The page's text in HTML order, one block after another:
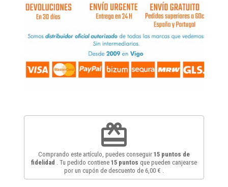
redeem
Comprando este artículo, puedes conseguir 15 puntos de
fidelidad
. Tu pedido contiene 15 puntos que pueden canjearse
por un cupón de descuento de 6,00 €